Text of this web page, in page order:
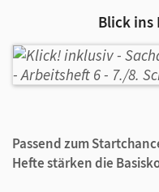
Blick ins
Passend zum
Hefte stärken die